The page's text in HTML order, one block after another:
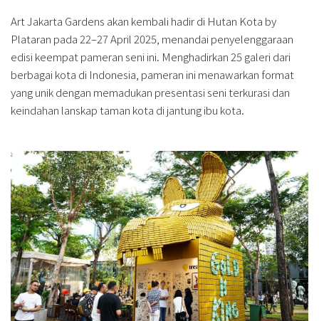
Art Jakarta Gardens akan kembali hadir di Hutan Kota by
Plataran pada 22–27 April 2025, menandai penyelenggaraan
edisi keempat pameran seni ini. Menghadirkan 25 galeri dari
berbagai kota di Indonesia, pameran ini menawarkan format
yang unik dengan memadukan presentasi seni terkurasi dan
keindahan lanskap taman kota di jantung ibu kota.